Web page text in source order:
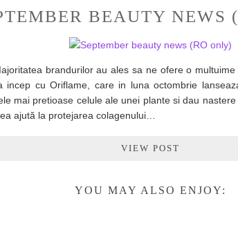
BEAUTY NEWS
brandurilor au ales sa ne ofere o
incep cu Oriflame, care in luna octombrie
mai pretioase celule ale unei plante si dau
ajută la protejarea colagenului…
VIEW POST
YOU MAY ALSO ENJOY: